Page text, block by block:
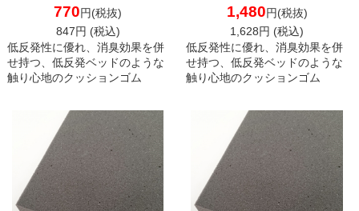
770円(税抜)
847円 (税込)
低反発性に優れ、消臭効果を併
せ持つ、低反発ベッドのような
触り心地のクッションゴム
1,480円(税抜)
1,628円 (税込)
低反発性に優れ、消臭効果を併
せ持つ、低反発ベッドのような
触り心地のクッションゴム